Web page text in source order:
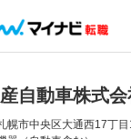
自動車株式会
幌市中央区大通西17丁